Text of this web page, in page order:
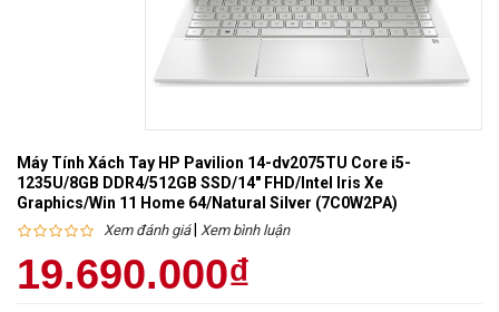
Máy Tính Xách Tay HP Pavilion 14-dv2075TU Core i5-
1235U/8GB DDR4/512GB SSD/14" FHD/Intel Iris Xe
Graphics/Win 11 Home 64/Natural Silver (7C0W2PA)
Xem đánh giá| Xem bình luận
19.690.000₫